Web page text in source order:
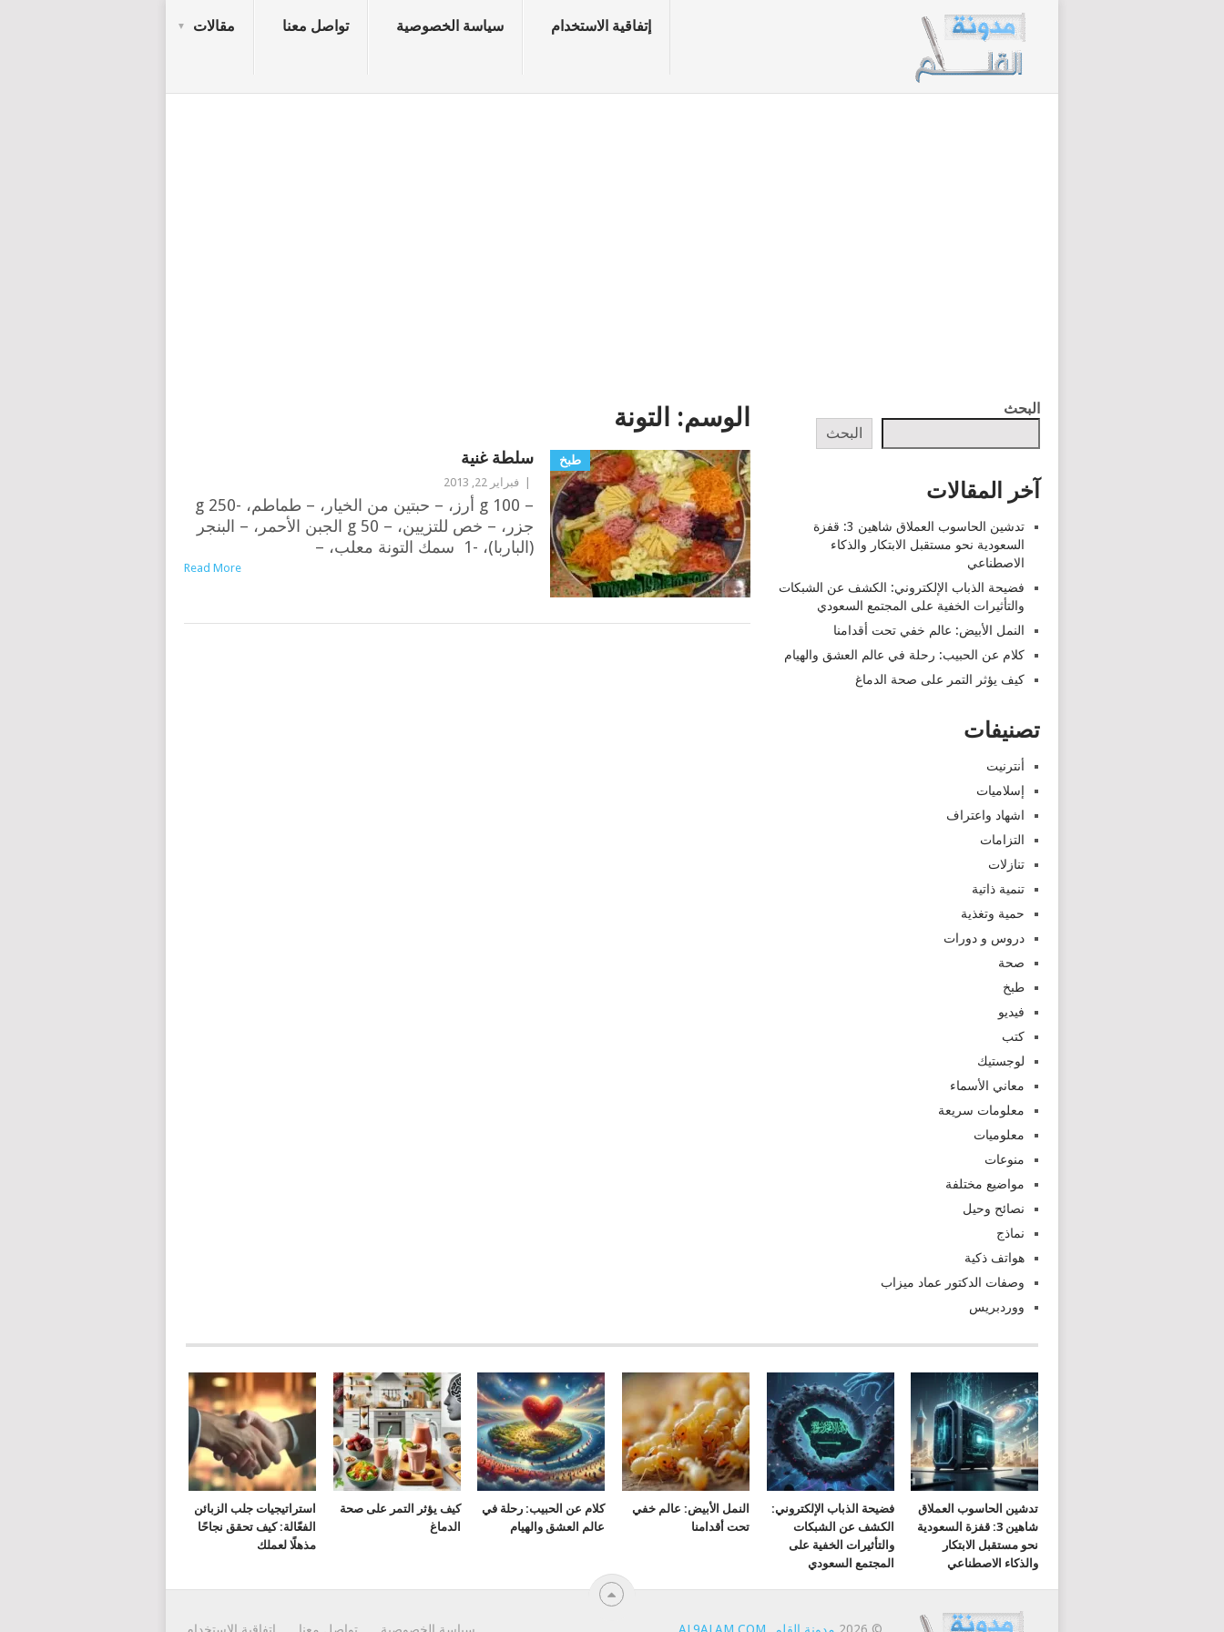
إتفاقية الاستخدام سياسة الخصوصية تواصل معنا مقالات
الوسم: التونة
طبخ سلطة غنية
فبراير 22, 2013
– 100 g أرز، – حبتين من الخيار، – طماطم، -250 g
جزر، – خص للتزيين، – 50 g الجبن الأحمر، – البنجر
(الباربا)، -1 سمك التونة معلب، –
Read More
البحث
البحث
آخر المقالات
تدشين الحاسوب العملاق شاهين 3: قفزة
السعودية نحو مستقبل الابتكار والذكاء
الاصطناعي
فضيحة الذباب الإلكتروني: الكشف عن الشبكات
والتأثيرات الخفية على المجتمع السعودي
النمل الأبيض: عالم خفي تحت أقدامنا
كلام عن الحبيب: رحلة في عالم العشق والهيام
كيف يؤثر التمر على صحة الدماغ
تصنيفات
أنترنيت
إسلاميات
اشهاد واعتراف
التزامات
تنازلات
تنمية ذاتية
حمية وتغذية
دروس و دورات
صحة
طبخ
فيديو
كتب
لوجستيك
معاني الأسماء
معلومات سريعة
معلوميات
منوعات
مواضيع مختلفة
نصائح وحيل
نماذج
هواتف ذكية
وصفات الدكتور عماد ميزاب
ووردبريس
تدشين الحاسوب العملاق
شاهين 3: قفزة السعودية
نحو مستقبل الابتكار
والذكاء الاصطناعي
فضيحة الذباب الإلكتروني:
الكشف عن الشبكات
والتأثيرات الخفية على
المجتمع السعودي
النمل الأبيض: عالم خفي
تحت أقدامنا
كلام عن الحبيب: رحلة في
عالم العشق والهيام
كيف يؤثر التمر على صحة
الدماغ
استراتيجيات جلب الزبائن
الفعّالة: كيف تحقق نجاحًا
مذهلًا لعملك